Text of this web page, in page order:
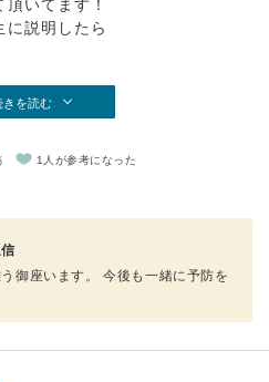
いてます！
説明したら
きを読む
1人が参考になった
御座います。 今後も一緒に予防を